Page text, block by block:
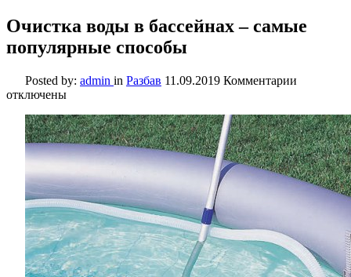
Очистка воды в бассейнах – самые
популярные способы
Posted by: admin in Разбав 11.09.2019 Комментарии
воды
в
бассейнах
–
самые
способы
отключены